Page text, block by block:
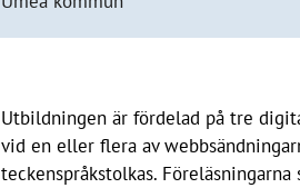
Utbildningen är fördelad på tre
vid en eller flera av
teckenspråkstolkas.